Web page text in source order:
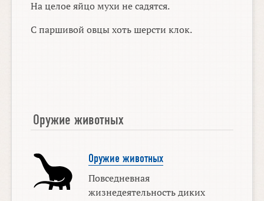
На целое яйцо мухи не садятся.
С паршивой овцы хоть шерсти клок.
Оружие животных
Оружие животных
Повседневная
жизнедеятельность диких